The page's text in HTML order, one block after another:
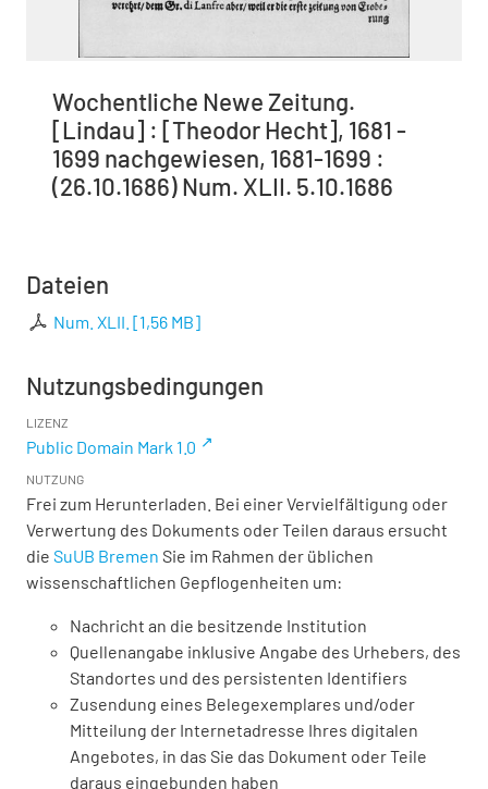
Wochentliche Newe Zeitung.
[Lindau] : [Theodor Hecht], 1681 -
1699 nachgewiesen, 1681-1699 :
(26.10.1686) Num. XLII. 5.10.1686
Dateien
Num. XLII. [1,56 MB]
Nutzungsbedingungen
LIZENZ
Public Domain Mark 1.0
NUTZUNG
Frei zum Herunterladen. Bei einer Vervielfältigung oder
Verwertung des Dokuments oder Teilen daraus ersucht
die SuUB Bremen Sie im Rahmen der üblichen
wissenschaftlichen Gepflogenheiten um:
Nachricht an die besitzende Institution
Quellenangabe inklusive Angabe des Urhebers, des
Standortes und des persistenten Identifiers
Zusendung eines Belegexemplares und/oder
Mitteilung der Internetadresse Ihres digitalen
Angebotes, in das Sie das Dokument oder Teile
daraus eingebunden haben